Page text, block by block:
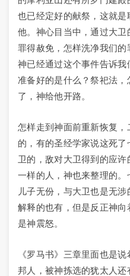
也已经定好的献祭，这就
他。神心目当中，通过大
罪得赦免，怎样洗净我们的
神已经通过这个事件告诉
准备好的是什么？祭祀法
了，神给他开路。
怎样走到神面前重新恢复
的，有的圣经学家说这死
卫的，敌对大卫得到的应
一样的人，神也来整理的
儿子无份，与大卫也是无
解释的也有，但是反正神
是神震怒。
《罗马书》三章里面也是
邦人，被神拣选的犹太人